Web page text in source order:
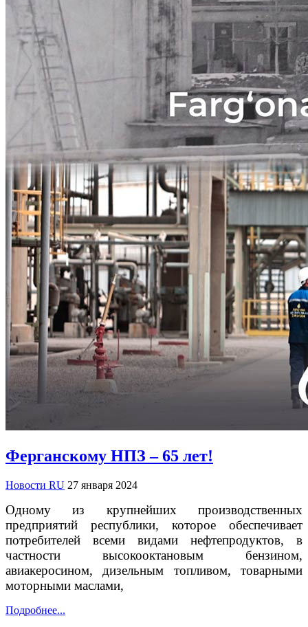
Ферганскому НПЗ – 65 лет!
Новости RU 27 января 2024
Одному из крупнейших производственных
предприятий республики, которое обеспечивает
потребителей всеми видами нефтепродуктов, в
частности высокооктановым бензином,
авиакеросином, дизельным топливом, товарными
моторными маслами,
Подробнее...